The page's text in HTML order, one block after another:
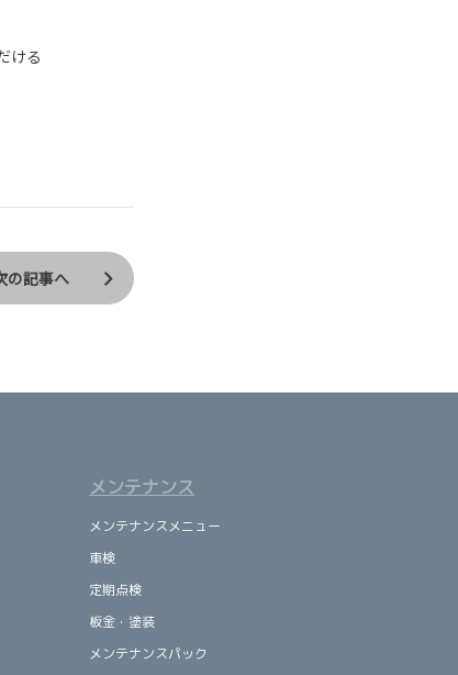
ける
の記事へ
メンテナンス
メンテナンスメニュー
車検
定期点検
板金・塗装
メンテナンスパック